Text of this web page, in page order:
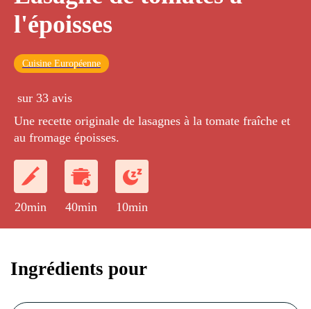
l'époisses
Cuisine Européenne
sur 33 avis
Une recette originale de lasagnes à la tomate fraîche et
au fromage époisses.
20min 40min 10min
Ingrédients pour